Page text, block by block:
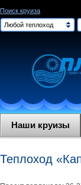
Поиск круиза
Любой теплоход
Наши круизы
Теплоход